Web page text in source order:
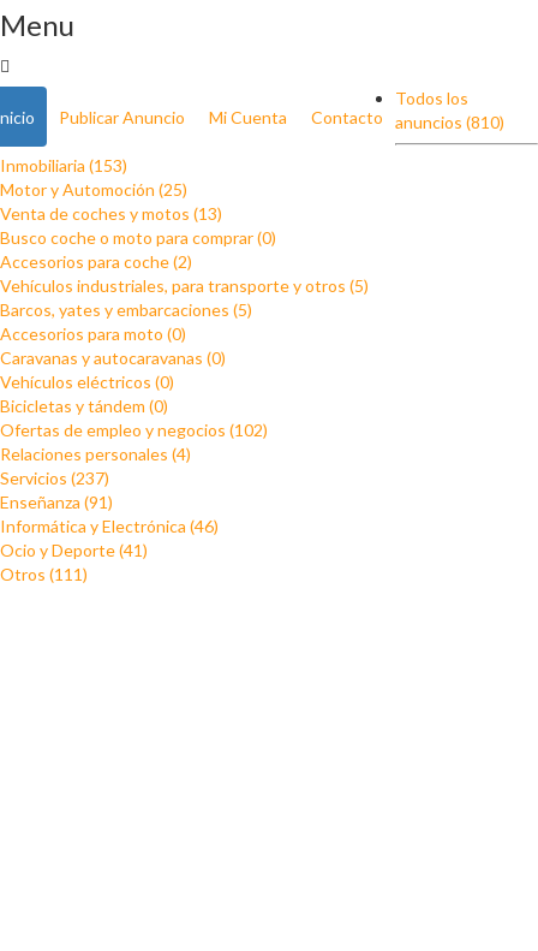
Menu
Publicar Anuncio Mi Cuenta Contacto
Todos los
anuncios (810)
Inmobiliaria (153)
Motor y Automoción (25)
Venta de coches y motos (13)
Busco coche o moto para comprar (0)
Accesorios para coche (2)
Vehículos industriales, para transporte y otros (5)
Barcos, yates y embarcaciones (5)
Accesorios para moto (0)
Caravanas y autocaravanas (0)
Vehículos eléctricos (0)
Bicicletas y tándem (0)
Ofertas de empleo y negocios (102)
Relaciones personales (4)
Servicios (237)
Enseñanza (91)
Informática y Electrónica (46)
Ocio y Deporte (41)
Otros (111)